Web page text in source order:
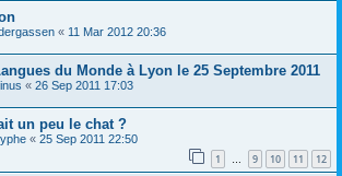
« 11 Mar 2012 20:36
du Monde à Lyon le 25 Septembre 2011
« 26 Sep 2011 17:03
un peu le chat ?
« 25 Sep 2011 22:50
1 … 9 10 11 12